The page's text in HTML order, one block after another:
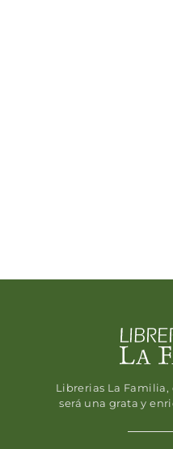
Librerias La
será una grata y